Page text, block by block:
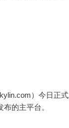
）今日正式
的主平台。